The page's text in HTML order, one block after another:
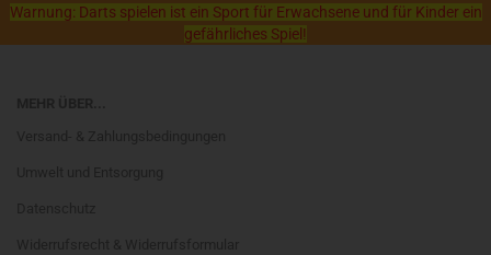
Warnung: Darts spielen ist ein Sport für Erwachsene und für Kinder ein
gefährliches Spiel!